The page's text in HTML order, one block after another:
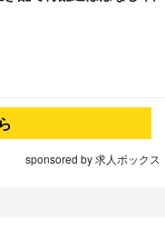
sponsored by 求人ボックス